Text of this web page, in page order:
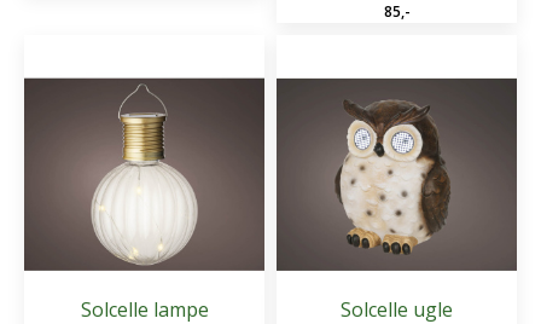
85,-
Solcelle lampe Solcelle ugle